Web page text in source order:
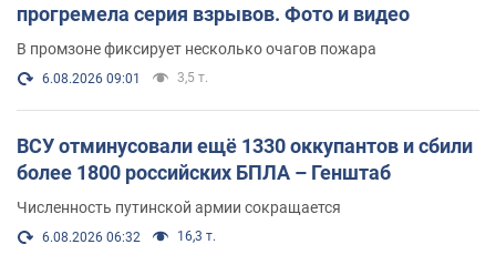
прогремела серия взрывов. Фото и видео
В промзоне фиксирует несколько очагов пожара
6.08.2026 09:01 3,5 т.
ВСУ отминусовали ещё 1330 оккупантов и сбили
более 1800 российских БПЛА – Генштаб
Численность путинской армии сокращается
6.08.2026 06:32 16,3 т.